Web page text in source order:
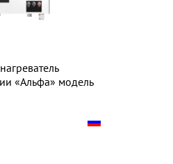
«Альфа» модель